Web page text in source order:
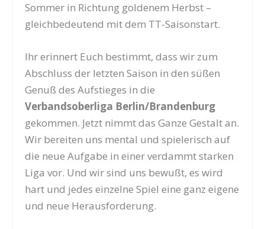
Sommer in Richtung goldenem Herbst –
gleichbedeutend mit dem TT-Saisonstart.
Ihr erinnert Euch bestimmt, dass wir zum
Abschluss der letzten Saison in den süßen
Genuß des Aufstieges in die
Verbandsoberliga Berlin/Brandenburg
gekommen. Jetzt nimmt das Ganze Gestalt an.
Wir bereiten uns mental und spielerisch auf
die neue Aufgabe in einer verdammt starken
Liga vor. Und wir sind uns bewußt, es wird
hart und jedes einzelne Spiel eine ganz eigene
und neue Herausforderung.